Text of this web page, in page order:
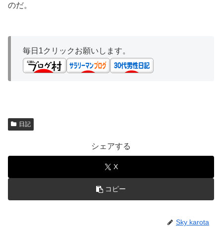
のだ。
毎日1クリックお願いします。
日記
シェアする
X
コピー
Sky karota